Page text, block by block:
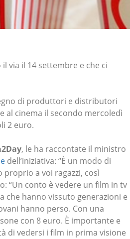
via il 14 settembre e che ci
di produttori e distributori
al cinema il secondo mercoledì
2 euro.
, le ha raccontate il ministro
dell’iniziativa: “È un modo di
proprio a voi ragazzi, così
“Un conto è vedere un film in tv
che hanno vissuto generazioni e
hanno perso. Con una
con 8 euro. È importante e
di vedersi i film in prima visione